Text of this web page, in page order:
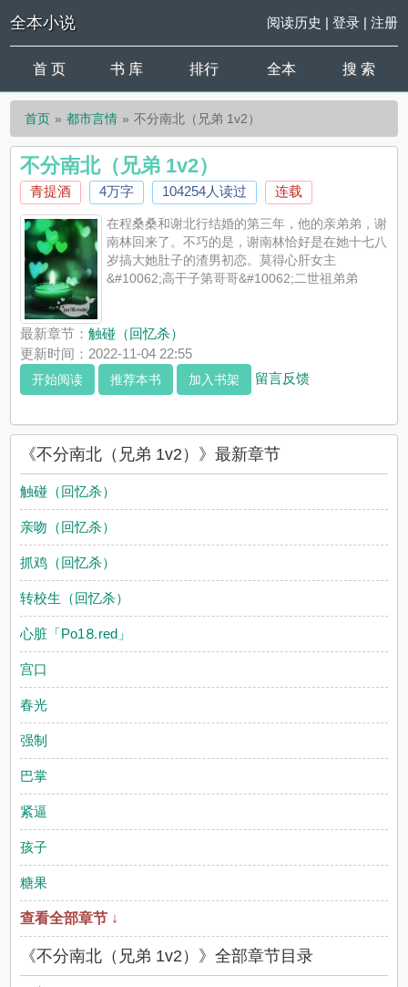
全本小说 阅读历史 | 登录| 注册
首 页 书 库 排行 全本 搜 索
首页 都市言情 不分南北（兄弟 1v2）
不分南北（兄弟 1v2）
青提酒 4万字 104254人读过 连载
在程桑桑和谢北行结婚的第三年，他的亲弟弟，谢
南林回来了。不巧的是，谢南林恰好是在她十七八
岁搞大她肚子的渣男初恋。莫得心肝女主
&#10062;高干子第哥哥&#10062;二世祖弟弟
最新章节：触碰（回忆杀）
更新时间：2022-11-04 22:55
开始阅读 推荐本书 加入书架 留言反馈
《不分南北（兄弟 1v2）》最新章节
触碰（回忆杀）
亲吻（回忆杀）
抓鸡（回忆杀）
转校生（回忆杀）
心脏「Рo1⒏red」
宫口
春光
强制
巴掌
紧逼
孩子
糖果
查看全部章节 ↓
《不分南北（兄弟 1v2）》全部章节目录